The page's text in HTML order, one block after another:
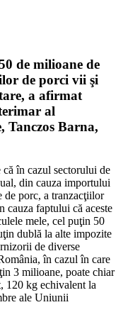
de milioane de
de porci vii şi
a afirmat
al
Barna,
că în cazul sectorului de
din cauza importului
de porc, a tranzacţiilor
cauza faptului că aceste
mele, cel puţin 50
dublă la alte impozite
de diverse
în cazul în care
3 milioane, poate chiar
120 kg echivalent la
ale Uniunii